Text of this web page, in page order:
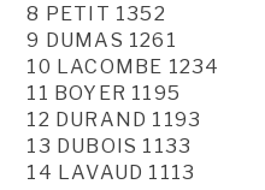
8 PETIT 1352
9 DUMAS 1261
10 LACOMBE 1234
11 BOYER 1195
12 DURAND 1193
13 DUBOIS 1133
14 LAVAUD 1113